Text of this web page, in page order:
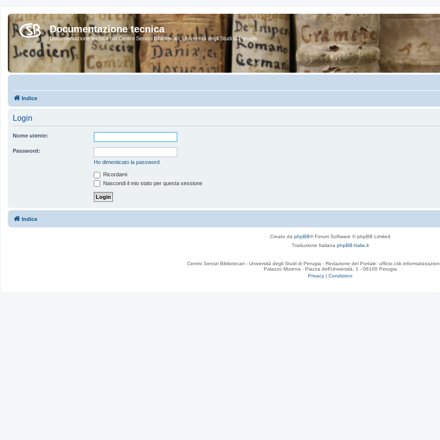
Documentazione tecnica
Documentazione tecnica del Centro Servizi Bibliotecari, Università degli Studi di Perugia
Indice
Login
Nome utente:
Password:
Ho dimenticato la password
Ricordami
Nascondi il mio stato per questa sessione
Indice
Creato da phpBB® Forum Software © phpBB Limited
Traduzione Italiana phpBB-Italia.it
Centro Servizi Bibliotecari - Università degli Studi di Perugia - Redazione del Portale:
Palazzo Murena - Piazza dell'Università, 1 - 06100 Perugia
Privacy | Condizioni